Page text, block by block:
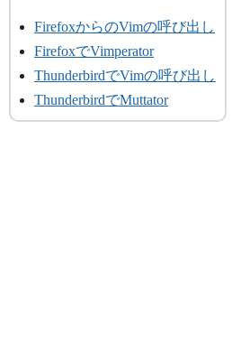
FirefoxからのVimの呼び出し
FirefoxでVimperator
ThunderbirdでVimの呼び出し
ThunderbirdでMuttator